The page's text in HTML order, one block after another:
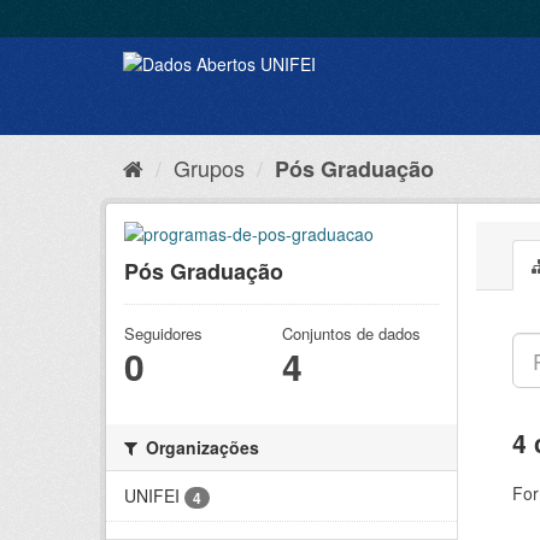
Grupos Pós Graduação
Pós Graduação
Seguidores
0
Conjuntos de dados
4
Organizações
UNIFEI
4
4